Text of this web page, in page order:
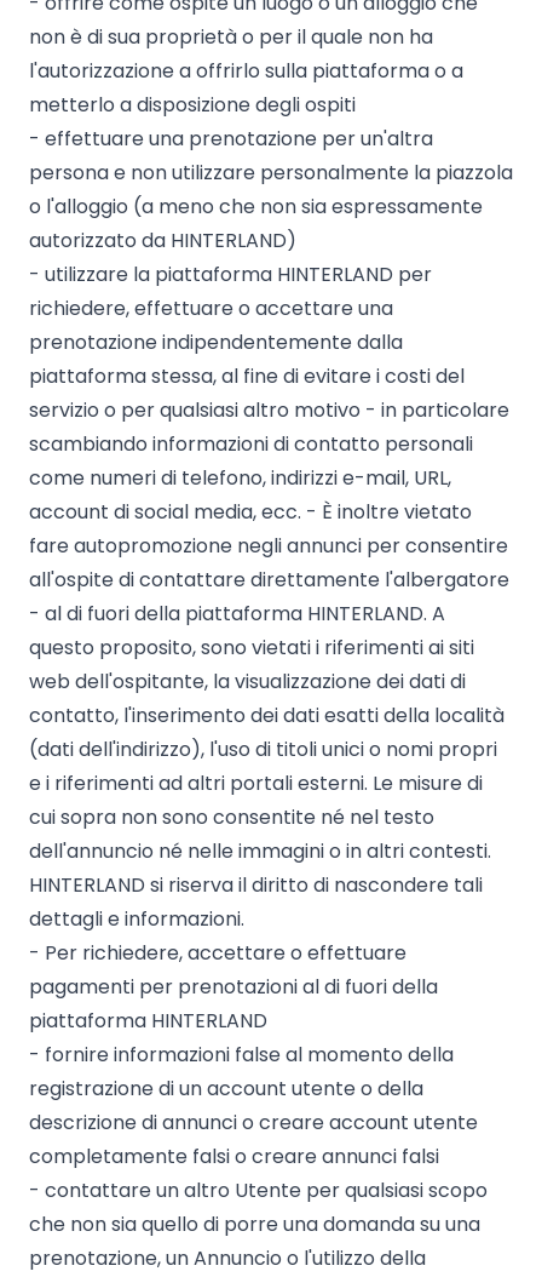
non è di sua proprietà o per il quale non ha
l'autorizzazione a offrirlo sulla piattaforma o a
metterlo a disposizione degli ospiti
- effettuare una prenotazione per un'altra
persona e non utilizzare personalmente la piazzola
o l'alloggio (a meno che non sia espressamente
autorizzato da HINTERLAND)
- utilizzare la piattaforma HINTERLAND per
richiedere, effettuare o accettare una
prenotazione indipendentemente dalla
piattaforma stessa, al fine di evitare i costi del
servizio o per qualsiasi altro motivo - in particolare
scambiando informazioni di contatto personali
come numeri di telefono, indirizzi e-mail, URL,
account di social media, ecc. - È inoltre vietato
fare autopromozione negli annunci per consentire
all'ospite di contattare direttamente l'albergatore
- al di fuori della piattaforma HINTERLAND. A
questo proposito, sono vietati i riferimenti ai siti
web dell'ospitante, la visualizzazione dei dati di
contatto, l'inserimento dei dati esatti della località
(dati dell'indirizzo), l'uso di titoli unici o nomi propri
e i riferimenti ad altri portali esterni. Le misure di
cui sopra non sono consentite né nel testo
dell'annuncio né nelle immagini o in altri contesti.
HINTERLAND si riserva il diritto di nascondere tali
dettagli e informazioni.
- Per richiedere, accettare o effettuare
pagamenti per prenotazioni al di fuori della
piattaforma HINTERLAND
- fornire informazioni false al momento della
registrazione di un account utente o della
descrizione di annunci o creare account utente
completamente falsi o creare annunci falsi
- contattare un altro Utente per qualsiasi scopo
che non sia quello di porre una domanda su una
prenotazione, un Annuncio o l'utilizzo della